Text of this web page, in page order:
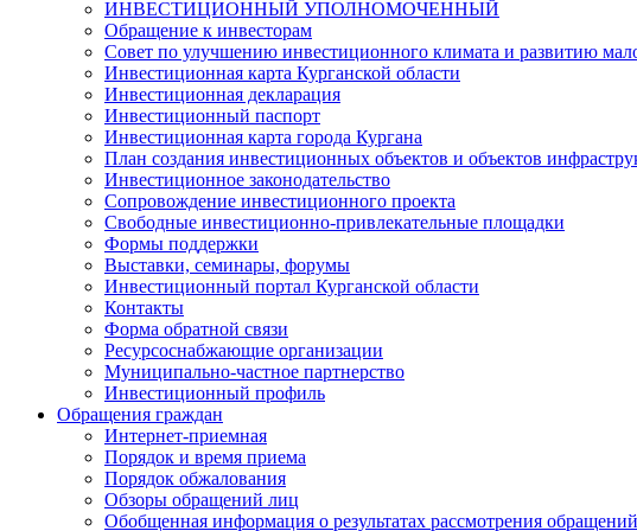
ИНВЕСТИЦИОННЫЙ УПОЛНОМОЧЕННЫЙ
Обращение к инвесторам
Совет по улучшению инвестиционного климата и развитию
Инвестиционная карта Курганской области
Инвестиционная декларация
Инвестиционный паспорт
Инвестиционная карта города Кургана
План создания инвестиционных объектов и объектов
Инвестиционное законодательство
Сопровождение инвестиционного проекта
Свободные инвестиционно-привлекательные площадки
Формы поддержки
Выставки, семинары, форумы
Инвестиционный портал Курганской области
Контакты
Форма обратной связи
Ресурсоснабжающие организации
Муниципально-частное партнерство
Инвестиционный профиль
Обращения граждан
Интернет-приемная
Порядок и время приема
Порядок обжалования
Обзоры обращений лиц
Обобщенная информация о результатах рассмотрения